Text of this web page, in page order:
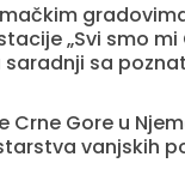
„Svi smo mi
saradnji sa
Gore u
vanjskih